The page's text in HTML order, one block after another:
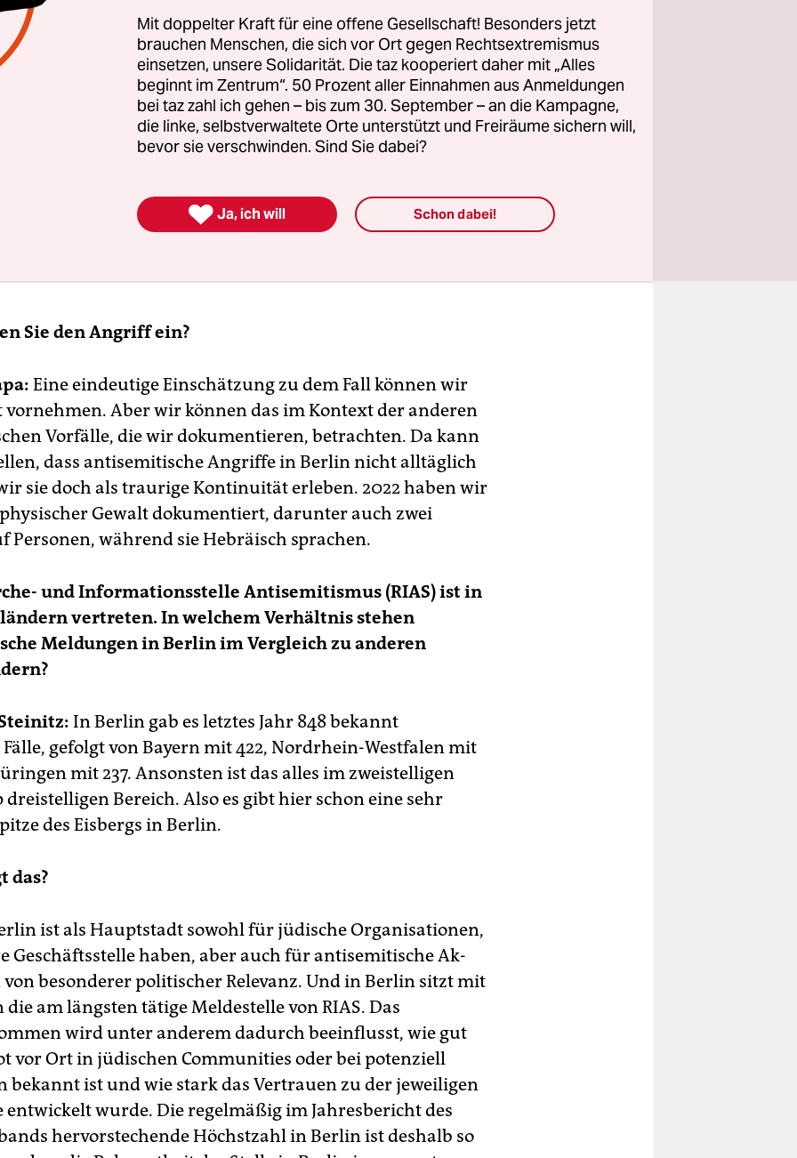
Sie den Angriff ein?
Eine eindeutige Einschätzung zu dem Fall können wir
Aber wir können das im Kontext der anderen
Vorfälle, die wir dokumentieren, betrachten. Da kann
dass antisemitische Angriffe in Berlin nicht alltäglich
sie doch als traurige Kontinuität erleben. 2022 haben wir
Gewalt dokumentiert, darunter auch zwei
Personen, während sie Hebräisch sprachen.
und Informationsstelle Antisemitismus (RIAS) ist in
vertreten. In welchem Verhältnis stehen
Meldungen in Berlin im Vergleich zu anderen
In Berlin gab es letztes Jahr 848 bekannt
Fälle, gefolgt von Bayern mit 422, Nordrhein-Westfalen mit
mit 237. Ansonsten ist das alles im zweistelligen
dreistelligen Bereich. Also es gibt hier schon eine sehr
des Eisbergs in Berlin.
das?
ist als Hauptstadt sowohl für jüdische Organisationen,
Geschäftsstelle haben, aber auch für antisemitische Ak­
besonderer politischer Relevanz. Und in Berlin sitzt mit
die am längsten tätige Meldestelle von RIAS. Das
wird unter anderem dadurch beeinflusst, wie gut
vor Ort in jüdischen Communities oder bei potenziell
bekannt ist und wie stark das Vertrauen zu der jeweiligen
entwickelt wurde. Die regelmäßig im Jahresbericht des
hervorstechende Höchstzahl in Berlin ist deshalb so
Mit doppelter Kraft für eine offene Gesellschaft! Besonders jetzt
brauchen Menschen, die sich vor Ort gegen Rechtsextremismus
einsetzen, unsere Solidarität. Die taz kooperiert daher mit „Alles
beginnt im Zentrum“. 50 Prozent aller Einnahmen aus Anmeldungen
bei taz zahl ich gehen – bis zum 30. September – an die Kampagne,
die linke, selbstverwaltete Orte unterstützt und Freiräume sichern will,
bevor sie verschwinden. Sind Sie dabei?
 Ja, ich will Schon dabei!